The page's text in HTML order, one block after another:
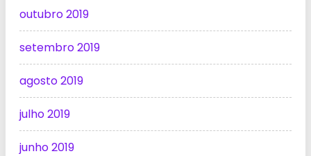
outubro 2019
setembro 2019
agosto 2019
julho 2019
junho 2019